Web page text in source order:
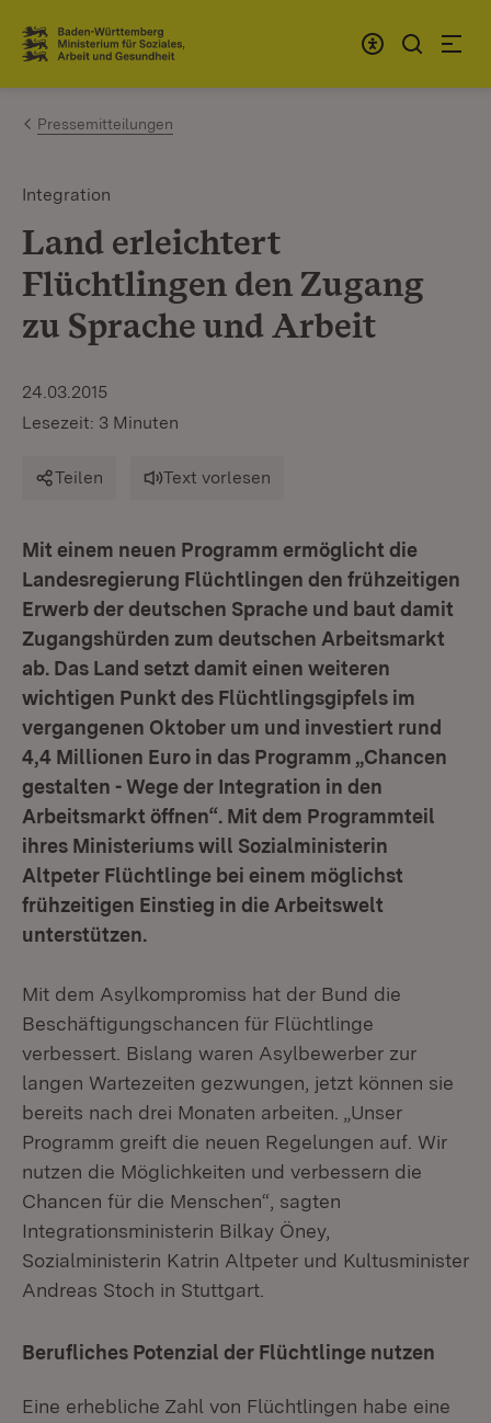
Zum Inhalt springen
Link zur Startseite
Pressemitteilungen
Integration
Land erleichtert
Flüchtlingen den Zugang
zu Sprache und Arbeit
24.03.2015
Lesezeit: 3 Minuten
Teilen Text vorlesen
Mit einem neuen Programm ermöglicht die
Landesregierung Flüchtlingen den frühzeitigen
Erwerb der deutschen Sprache und baut damit
Zugangshürden zum deutschen Arbeitsmarkt
ab. Das Land setzt damit einen weiteren
wichtigen Punkt des Flüchtlingsgipfels im
vergangenen Oktober um und investiert rund
4,4 Millionen Euro in das Programm „Chancen
gestalten - Wege der Integration in den
Arbeitsmarkt öffnen“. Mit dem Programmteil
ihres Ministeriums will Sozialministerin
Altpeter Flüchtlinge bei einem möglichst
frühzeitigen Einstieg in die Arbeitswelt
unterstützen.
Mit dem Asylkompromiss hat der Bund die
Beschäftigungschancen für Flüchtlinge
verbessert. Bislang waren Asylbewerber zur
langen Wartezeiten gezwungen, jetzt können sie
bereits nach drei Monaten arbeiten. „Unser
Programm greift die neuen Regelungen auf. Wir
nutzen die Möglichkeiten und verbessern die
Chancen für die Menschen“, sagten
Integrationsministerin Bilkay Öney,
Sozialministerin Katrin Altpeter und Kultusminister
Andreas Stoch in Stuttgart.
Berufliches Potenzial der Flüchtlinge nutzen
Eine erhebliche Zahl von Flüchtlingen habe eine